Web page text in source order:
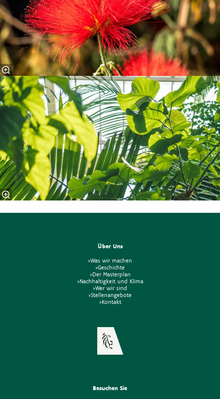
Über Uns
>Was wir machen
>Geschichte
>Der Masterplan
>Nachhaltigkeit und Klima
>Wer wir sind
>Stellenangebote
>Kontakt
Besuchen Sie